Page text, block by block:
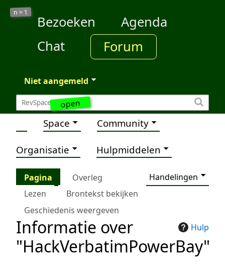
open
n = 1
Bezoeken
Agenda
Chat
Forum
Niet aangemeld
Space Community
Organisatie Hulpmiddelen
Pagina Overleg
Handelingen
Lezen
Brontekst bekijken
Geschiedenis weergeven
Hulp
Informatie over
"HackVerbatimPowerBay"